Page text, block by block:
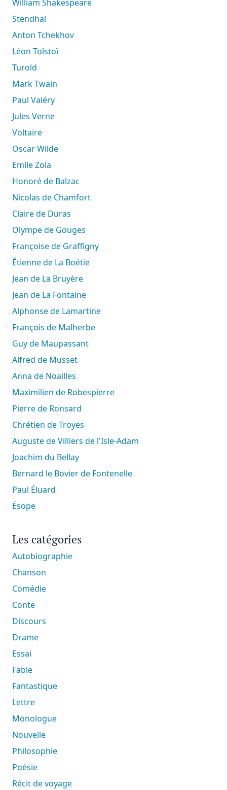
William Shakespeare
Stendhal
Anton Tchekhov
Léon Tolstoï
Turold
Mark Twain
Paul Valéry
Jules Verne
Voltaire
Oscar Wilde
Emile Zola
Honoré de Balzac
Nicolas de Chamfort
Claire de Duras
Olympe de Gouges
Françoise de Graffigny
Étienne de La Boétie
Jean de La Bruyère
Jean de La Fontaine
Alphonse de Lamartine
François de Malherbe
Guy de Maupassant
Alfred de Musset
Anna de Noailles
Maximilien de Robespierre
Pierre de Ronsard
Chrétien de Troyes
Auguste de Villiers de l'Isle-Adam
Joachim du Bellay
Bernard le Bovier de Fontenelle
Paul Éluard
Ésope
Les catégories
Autobiographie
Chanson
Comédie
Conte
Discours
Drame
Essai
Fable
Fantastique
Lettre
Monologue
Nouvelle
Philosophie
Poésie
Récit de voyage